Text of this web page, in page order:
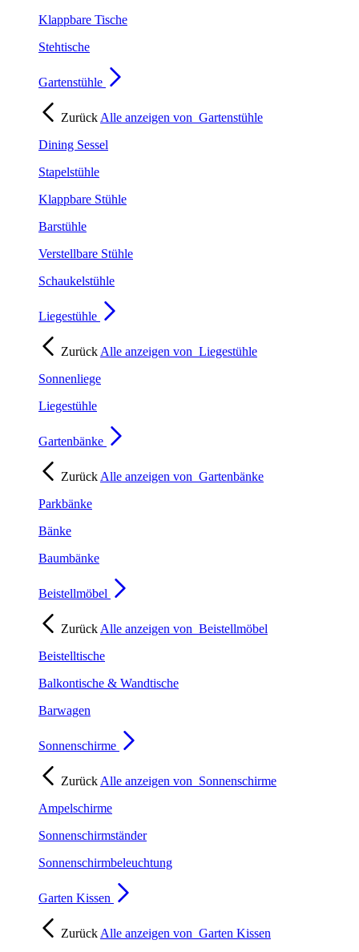
Klappbare Tische
Stehtische
Gartenstühle
Zurück Alle anzeigen von Gartenstühle
Dining Sessel
Stapelstühle
Klappbare Stühle
Barstühle
Verstellbare Stühle
Schaukelstühle
Liegestühle
Zurück Alle anzeigen von Liegestühle
Sonnenliege
Liegestühle
Gartenbänke
Zurück Alle anzeigen von Gartenbänke
Parkbänke
Bänke
Baumbänke
Beistellmöbel
Zurück Alle anzeigen von Beistellmöbel
Beistelltische
Balkontische & Wandtische
Barwagen
Sonnenschirme
Zurück Alle anzeigen von Sonnenschirme
Ampelschirme
Sonnenschirmständer
Sonnenschirmbeleuchtung
Garten Kissen
Zurück Alle anzeigen von Garten Kissen